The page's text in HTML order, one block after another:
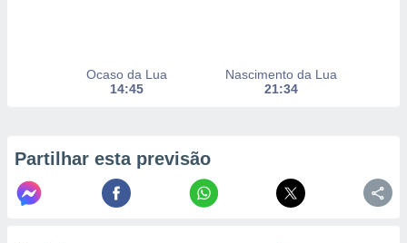
se
tal,
Ocaso da Lua
14:45
Nascimento da Lua
21:34
Partilhar esta previsão